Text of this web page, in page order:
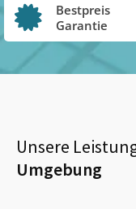
Bestpreis
Garantie
Unsere
Umgebung